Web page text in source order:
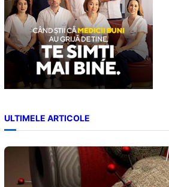
ULTIMELE ARTICOLE